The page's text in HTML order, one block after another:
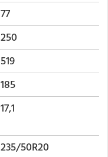
77
250
519
185
17,1
235/50R20